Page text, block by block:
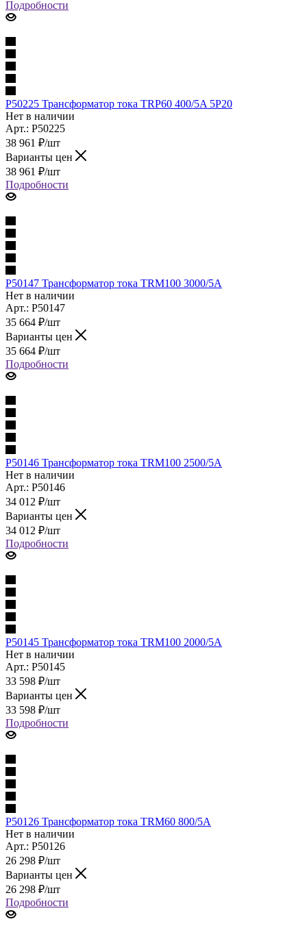
Подробности
P50225 Трансформатор тока TRP60 400/5A 5P20
Нет в наличии
Арт.: P50225
38 961 ₽/шт
Варианты цен
38 961 ₽/шт
Подробности
P50147 Трансформатор тока TRM100 3000/5A
Нет в наличии
Арт.: P50147
35 664 ₽/шт
Варианты цен
35 664 ₽/шт
Подробности
P50146 Трансформатор тока TRM100 2500/5A
Нет в наличии
Арт.: P50146
34 012 ₽/шт
Варианты цен
34 012 ₽/шт
Подробности
P50145 Трансформатор тока TRM100 2000/5A
Нет в наличии
Арт.: P50145
33 598 ₽/шт
Варианты цен
33 598 ₽/шт
Подробности
P50126 Трансформатор тока TRM60 800/5A
Нет в наличии
Арт.: P50126
26 298 ₽/шт
Варианты цен
26 298 ₽/шт
Подробности